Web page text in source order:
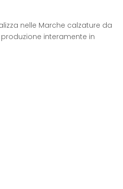
nelle Marche calzature da
interamente in